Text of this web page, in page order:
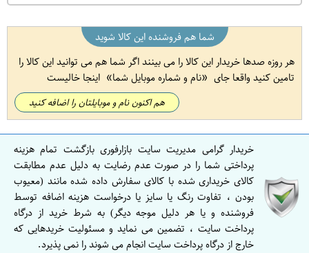
شما هم فروشنده این کالا شوید
هر روزه صدها خریدار این کالا را می بینند اگر شما هم می توانید این کالا را
تامین کنید واقعا جای
نام و شماره موبایل شما اینجا خالیست
هم اکنون نام و موبایلتان را اضافه کنید
خریدار گرامی مدیریت سایت بازارفوری بازگشت تمام هزینه
پرداختی شما را در صورت عدم رضایت به دلیل عدم مطابقت
کالای خریداری شده با کالای سفارش داده شده مانند (معیوب
بودن ، تفاوت رنگ یا سایز یا درخواست هزینه اضافه توسط
فروشنده و یا هر دلیل موجه دیگر) به شرط خرید از درگاه
پرداخت سایت ، تضمین می نماید و مسئولیت خریدهایی که
خارج از درگاه پرداخت سایت انجام می شوند را نمی پذیرد.